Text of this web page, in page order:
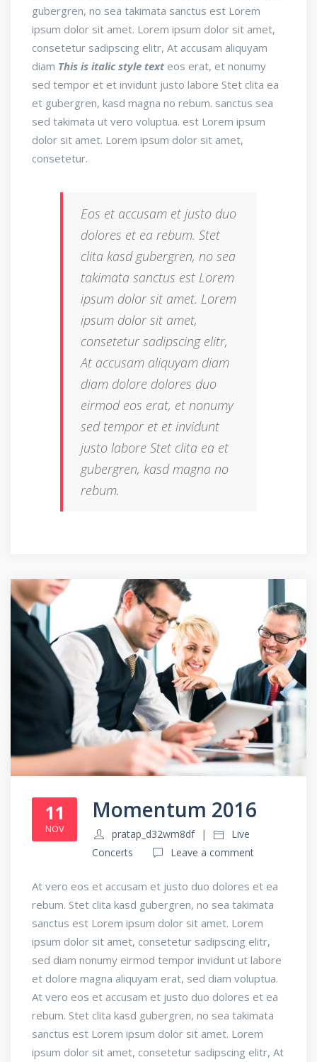
gubergren, no sea takimata sanctus est Lorem
ipsum dolor sit amet. Lorem ipsum dolor sit amet,
consetetur sadipscing elitr, At accusam aliquyam
diam This is italic style texteos erat, et nonumy
sed tempor et et invidunt justo labore Stet clita ea
et gubergren, kasd magna no rebum. sanctus sea
sed takimata ut vero voluptua. est Lorem ipsum
dolor sit amet. Lorem ipsum dolor sit amet,
consetetur.
Eos et accusam et justo duo
dolores et ea rebum. Stet
clita kasd gubergren, no sea
takimata sanctus est Lorem
ipsum dolor sit amet. Lorem
ipsum dolor sit amet,
consetetur sadipscing elitr,
At accusam aliquyam diam
diam dolore dolores duo
eirmod eos erat, et nonumy
sed tempor et et invidunt
justo labore Stet clita ea et
gubergren, kasd magna no
rebum.
11
NOV
Momentum 2016
pratap_d32wm8df
Live
Concerts
Leave a comment
At vero eos et accusam et justo duo dolores et ea
rebum. Stet clita kasd gubergren, no sea takimata
sanctus est Lorem ipsum dolor sit amet. Lorem
ipsum dolor sit amet, consetetur sadipscing elitr,
sed diam nonumy eirmod tempor invidunt ut labore
et dolore magna aliquyam erat, sed diam voluptua.
At vero eos et accusam et justo duo dolores et ea
rebum. Stet clita kasd gubergren, no sea takimata
sanctus est Lorem ipsum dolor sit amet. Lorem
ipsum dolor sit amet, consetetur sadipscing elitr, At